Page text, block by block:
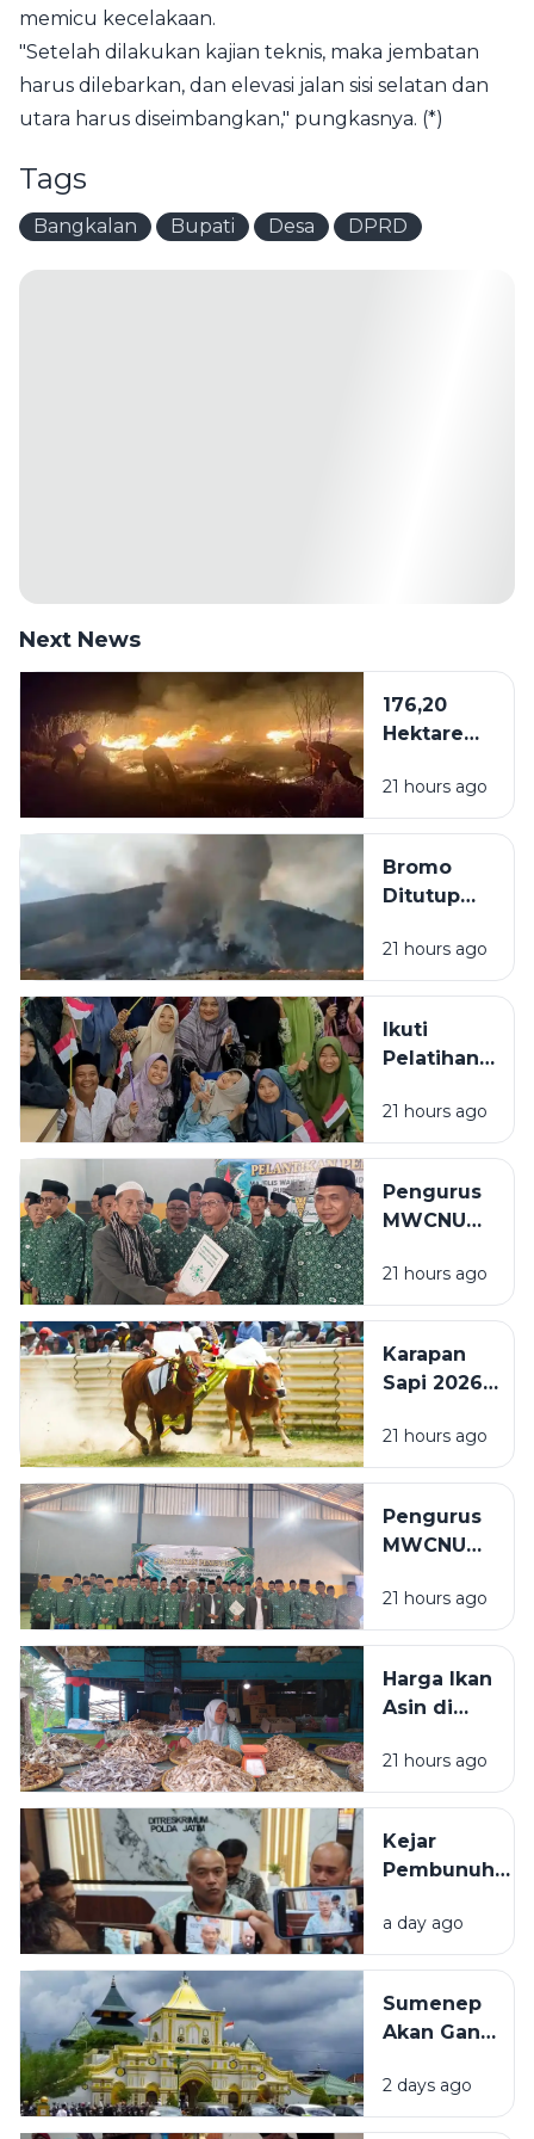
memicu kecelakaan.
"Setelah dilakukan kajian teknis, maka jembatan
harus dilebarkan, dan elevasi jalan sisi selatan dan
utara harus diseimbangkan," pungkasnya. (*)
Tags
Bangkalan Bupati Desa DPRD
Next News
176,20
Hektare
Bromo
Dilalap Api,
Karhutla via
Darat dan
21 hours ago
Bromo
Ditutup
Kebakaran,
Wisatawan
Reschedule
atau
Tiket
21 hours ago
Ikuti
Pelatihan
Qur'an
Isyarat,
Disabilitas:
Saya
Bisa Baca
Sedikit
21 hours ago
Pengurus
MWCNU
Mandangin
Dilantik,
Perkuat
Organisasi
Pelayanan
Umat
21 hours ago
Karapan
Sapi 2026
Wajib NISK
dan
Sapi Asli
Sampang
21 hours ago
Pengurus
MWCNU
Mandangin
2026-2031
Dilantik, Ini
Susunan
21 hours ago
Harga Ikan
Asin di
Tembus
Rp80 Ribu
Kilogram,
Pembeli:
Mahal dari
Ayam
21 hours ago
Kejar
Pembunuh
Bangkalan
hingga
dan Sulawesi,
Polisi:
Pindah-
pindah
a day ago
Sumenep
Akan Ganti
Kabupaten
Kepulauan,
2 days ago